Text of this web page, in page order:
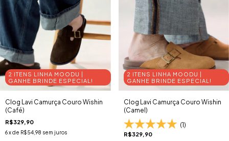
2 ITENS LINHA MOODU |
GANHE BRINDE ESPECIAL!
Clog Lavi Camurça Couro Wishin
(Café)
R$329,90
6x de R$54,98 sem juros
2 ITENS LINHA MOODU |
GANHE BRINDE ESPECIAL!
Clog Lavi Camurça Couro Wishin
(Camel)
(1)
R$329,90